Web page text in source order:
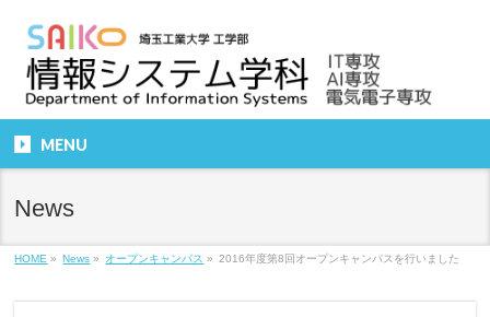
MENU
News
HOME » News » オープンキャンパス » 2016年度第8回オープンキャンパスを行いました